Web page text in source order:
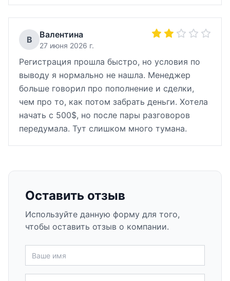
В Валентина
27 июня 2026 г.
Регистрация прошла быстро, но условия по
выводу я нормально не нашла. Менеджер
больше говорил про пополнение и сделки,
чем про то, как потом забрать деньги. Хотела
начать с 500$, но после пары разговоров
передумала. Тут слишком много тумана.
Оставить отзыв
Используйте данную форму для того,
чтобы оставить отзыв о компании.